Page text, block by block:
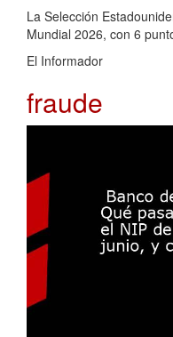
La Selección
Mundial 2026, con 6
El Informador
fraude